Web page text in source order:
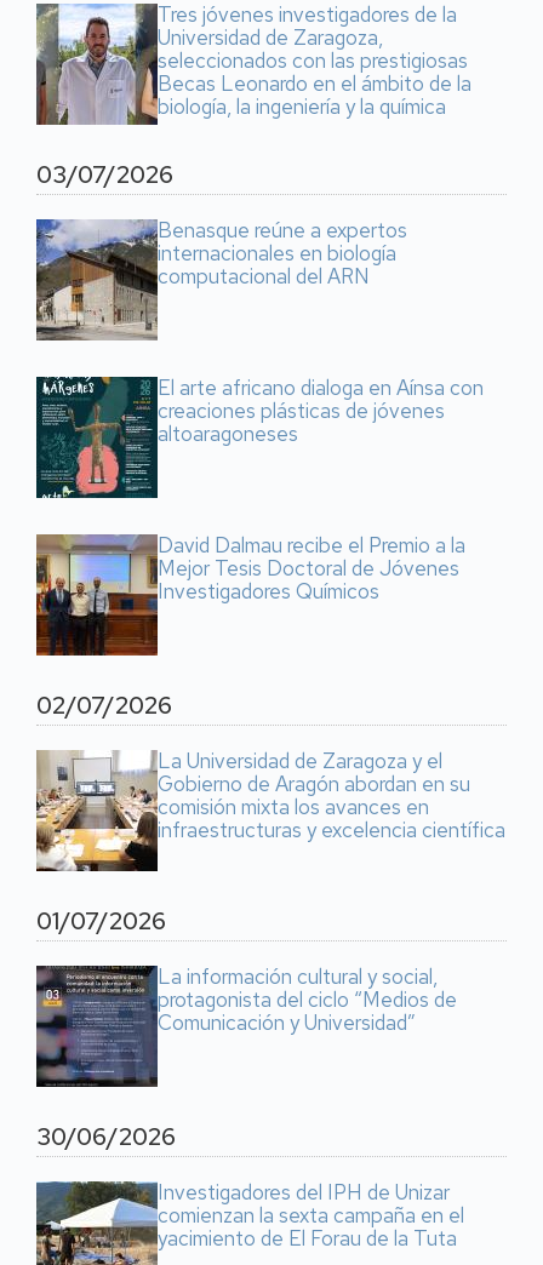
Tres jóvenes investigadores de la
Universidad de Zaragoza,
seleccionados con las prestigiosas
Becas Leonardo en el ámbito de la
biología, la ingeniería y la química
03/07/2026
Benasque reúne a expertos
internacionales en biología
computacional del ARN
El arte africano dialoga en Aínsa con
creaciones plásticas de jóvenes
altoaragoneses
David Dalmau recibe el Premio a la
Mejor Tesis Doctoral de Jóvenes
Investigadores Químicos
02/07/2026
La Universidad de Zaragoza y el
Gobierno de Aragón abordan en su
comisión mixta los avances en
infraestructuras y excelencia científica
01/07/2026
La información cultural y social,
protagonista del ciclo “Medios de
Comunicación y Universidad”
30/06/2026
Investigadores del IPH de Unizar
comienzan la sexta campaña en el
yacimiento de El Forau de la Tuta